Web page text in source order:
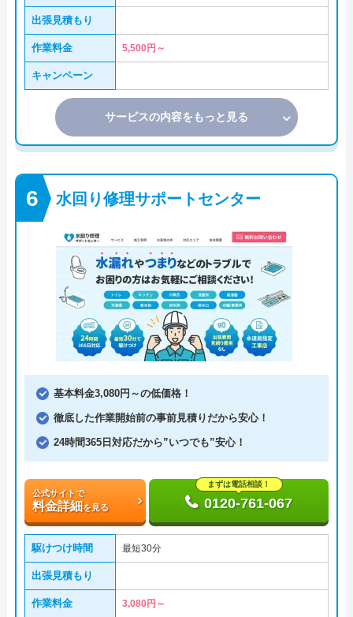
出張見積もり
作業料金 5,500円～
キャンペーン
サービスの内容をもっと見る
水回り修理サポートセンター
基本料金3,080円～の低価格！
徹底した作業開始前の事前見積りだから安心！
24時間365日対応だから”いつでも”安心！
公式サイトで
料金詳細を見る
まずは電話相談！
0120-761-067
駆けつけ時間 最短30分
出張見積もり
作業料金 3,080円～